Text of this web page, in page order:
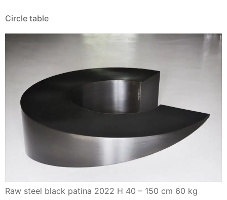
Circle table
Raw steel black patina 2022 H 40 – 150 cm 60 kg